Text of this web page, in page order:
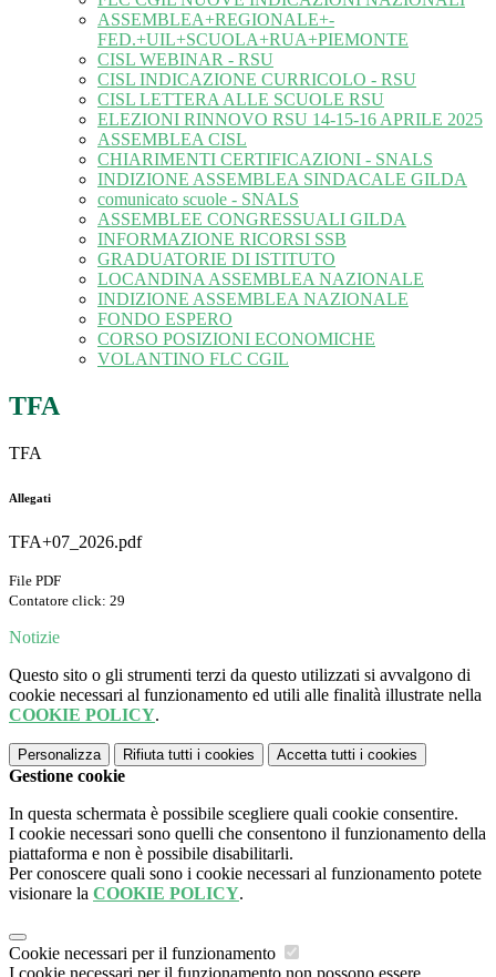
ASSEMBLEA+REGIONALE+-
FED.+UIL+SCUOLA+RUA+PIEMONTE
CISL WEBINAR - RSU
CISL INDICAZIONE CURRICOLO - RSU
CISL LETTERA ALLE SCUOLE RSU
ELEZIONI RINNOVO RSU 14-15-16 APRILE 2025
ASSEMBLEA CISL
CHIARIMENTI CERTIFICAZIONI - SNALS
INDIZIONE ASSEMBLEA SINDACALE GILDA
comunicato scuole - SNALS
ASSEMBLEE CONGRESSUALI GILDA
INFORMAZIONE RICORSI SSB
GRADUATORIE DI ISTITUTO
LOCANDINA ASSEMBLEA NAZIONALE
INDIZIONE ASSEMBLEA NAZIONALE
FONDO ESPERO
CORSO POSIZIONI ECONOMICHE
VOLANTINO FLC CGIL
TFA
TFA
Allegati
TFA+07_2026.pdf
File PDF
Contatore click: 29
Notizie
Questo sito o gli strumenti terzi da questo utilizzati si avvalgono di
cookie necessari al funzionamento ed utili alle finalità illustrate nella
COOKIE POLICY.
Personalizza Rifiuta tutti i cookies Accetta tutti i cookies
Gestione cookie
In questa schermata è possibile scegliere quali cookie consentire.
I cookie necessari sono quelli che consentono il funzionamento della
piattaforma e non è possibile disabilitarli.
Per conoscere quali sono i cookie necessari al funzionamento potete
visionare la COOKIE POLICY.
Cookie necessari per il funzionamento
I cookie necessari per il funzionamento non possono essere